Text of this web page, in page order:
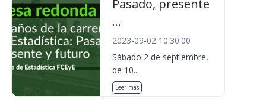
Pasado, presente
...
2023-09-02 10:30:00
Sábado 2 de septiembre,
de 10....
Leer más